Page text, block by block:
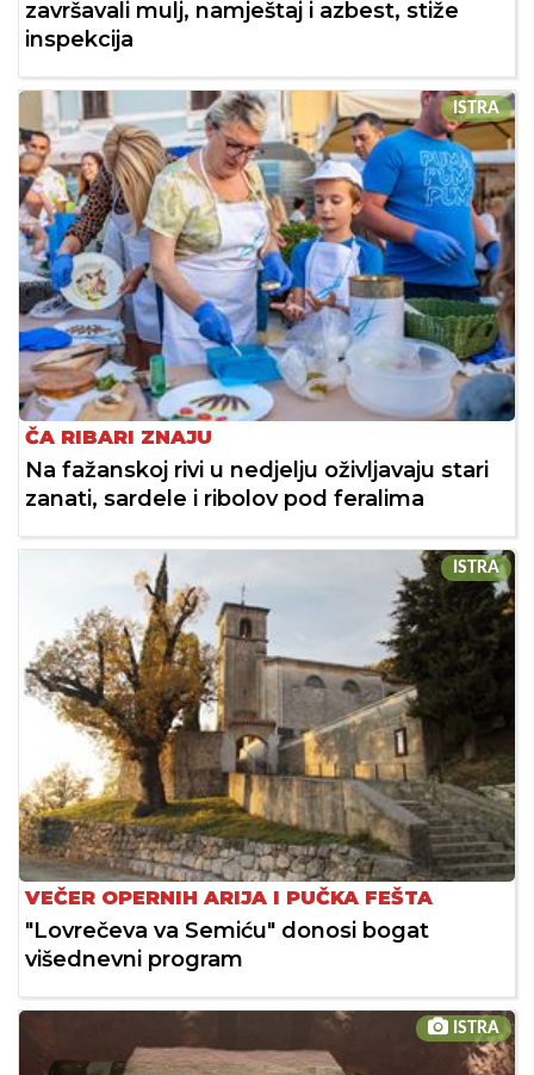
završavali mulj, namještaj i azbest, stiže
inspekcija
ISTRA
ČA RIBARI ZNAJU
Na fažanskoj rivi u nedjelju oživljavaju stari
zanati, sardele i ribolov pod feralima
ISTRA
VEČER OPERNIH ARIJA I PUČKA FEŠTA
"Lovrečeva va Semiću" donosi bogat
višednevni program
ISTRA